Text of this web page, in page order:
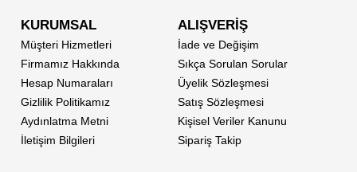
KURUMSAL
Müşteri Hizmetleri
Firmamız Hakkında
Hesap Numaraları
Gizlilik Politikamız
Aydınlatma Metni
İletişim Bilgileri
ALIŞVERİŞ
İade ve Değişim
Sıkça Sorulan Sorular
Üyelik Sözleşmesi
Satış Sözleşmesi
Kişisel Veriler Kanunu
Sipariş Takip